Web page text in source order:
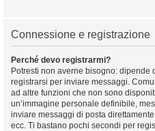
Connessione e registrazione
Perché devo registrarmi?
Potresti non averne bisogno:
registrarsi per inviare messaggi.
ad altre funzioni che non sono
un’immagine personale definibile,
inviare messaggi di posta
ecc. Ti bastano pochi secondi per